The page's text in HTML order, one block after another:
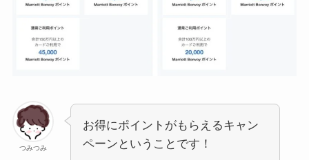
つみつみ
お得にポイントがもらえるキャン
ペーンということです！